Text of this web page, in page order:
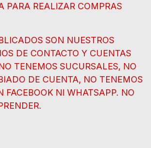
PARA REALIZAR COMPRAS
SON NUESTROS
DE CONTACTO Y CUENTAS
TENEMOS SUCURSALES, NO
DE CUENTA, NO TENEMOS
FACEBOOK NI WHATSAPP. NO